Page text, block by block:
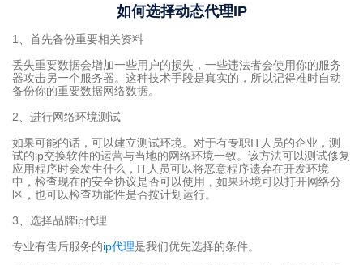
如何选择动态代理IP
1、首先备份重要相关资料
丢失重要数据会增加一些用户的损失，一些违法者会使用你的服务
器攻击另一个服务器。这种技术手段是真实的，所以记得准时自动
备份你的重要数据网络数据。
2、进行网络环境测试
如果可能的话，可以建立测试环境。对于有专职IT人员的企业，测
试的ip交换软件的运营与当地的网络环境一致。该方法可以测试修复
应用程序时会发生什么，IT人员可以将恶意程序遗弃在开发环境
中，检查现在的安全协议是否可以使用，如果环境可以打开网络分
区，也可以检查功能性是否按计划运行。
3、选择品牌ip代理
专业有售后服务的ip代理是我们优先选择的条件。